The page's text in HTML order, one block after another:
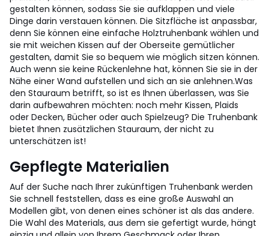
gestalten können, sodass Sie sie aufklappen und viele
Dinge darin verstauen können. Die Sitzfläche ist anpassbar,
denn Sie können eine einfache Holztruhenbank wählen und
sie mit weichen Kissen auf der Oberseite gemütlicher
gestalten, damit Sie so bequem wie möglich sitzen können.
Auch wenn sie keine Rückenlehne hat, können Sie sie in der
Nähe einer Wand aufstellen und sich an sie anlehnen.Was
den Stauraum betrifft, so ist es Ihnen überlassen, was Sie
darin aufbewahren möchten: noch mehr Kissen, Plaids
oder Decken, Bücher oder auch Spielzeug? Die Truhenbank
bietet Ihnen zusätzlichen Stauraum, der nicht zu
unterschätzen ist!
Gepflegte Materialien
Auf der Suche nach Ihrer zukünftigen Truhenbank werden
Sie schnell feststellen, dass es eine große Auswahl an
Modellen gibt, von denen eines schöner ist als das andere.
Die Wahl des Materials, aus dem sie gefertigt wurde, hängt